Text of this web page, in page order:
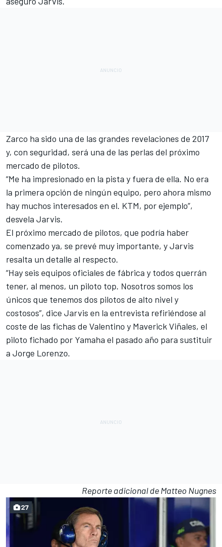
Zarco ha sido una de las grandes revelaciones de 2017
y, con seguridad, será una de las perlas del próximo
mercado de pilotos.
“Me ha impresionado en la pista y fuera de ella. No era
la primera opción de ningún equipo, pero ahora mismo
hay muchos interesados en el. KTM, por ejemplo”,
desvela Jarvis.
El próximo mercado de pilotos, que podría haber
comenzado ya, se prevé muy importante, y Jarvis
resalta un detalle al respecto.
“Hay seis equipos oficiales de fábrica y todos querrán
tener, al menos, un piloto top. Nosotros somos los
únicos que tenemos dos pilotos de alto nivel y
costosos”, dice Jarvis en la entrevista refiriéndose al
coste de las fichas de Valentino y Maverick Viñales, el
piloto fichado por Yamaha el pasado año para sustituir
a Jorge Lorenzo.
Reporte adicional deMatteo Nugnes
27